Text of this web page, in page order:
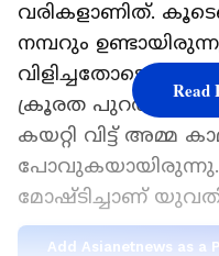
വരികളാണിത്.
നമ്പറും
ക്രൂരത പുറത്തു
കയറ്റി വിട്ട് അമ്മ
പോവുകയായിരുന്നു.
മോഷ്ടിച്ചാണ് യുവതി
Add Asianetnews as a
Read